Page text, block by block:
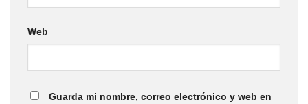
Web
Guarda mi nombre, correo electrónico y web en